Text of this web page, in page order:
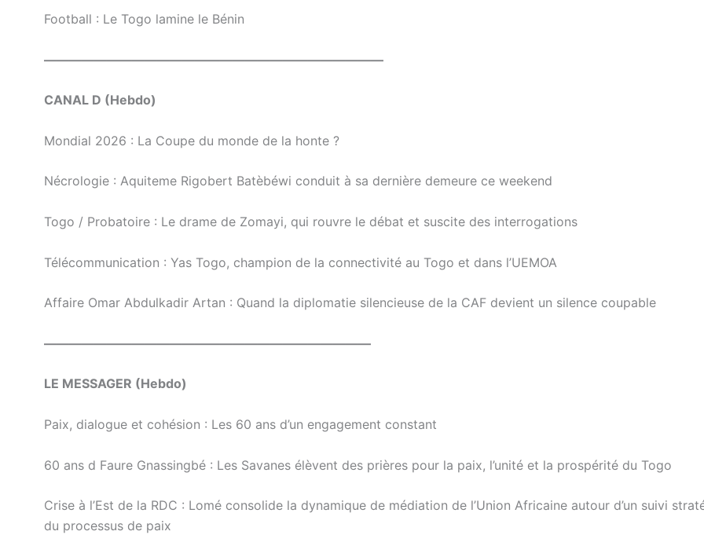
Football : Le Togo lamine le Bénin
———————————————————————————
CANAL D (Hebdo)
Mondial 2026 : La Coupe du monde de la honte ?
Nécrologie : Aquiteme Rigobert Batèbéwi conduit à sa dernière demeure ce weekend
Togo / Probatoire : Le drame de Zomayi, qui rouvre le débat et suscite des interrogations
Télécommunication : Yas Togo, champion de la connectivité au Togo et dans l’UEMOA
Affaire Omar Abdulkadir Artan : Quand la diplomatie silencieuse de la CAF devient un silence coupable
——————————————————————————
LE MESSAGER (Hebdo)
Paix, dialogue et cohésion : Les 60 ans d’un engagement constant
60 ans d Faure Gnassingbé : Les Savanes élèvent des prières pour la paix, l’unité et la prospérité du Togo
Crise à l’Est de la RDC : Lomé consolide la dynamique de médiation de l’Union Africaine autour d’un suivi
du processus de paix